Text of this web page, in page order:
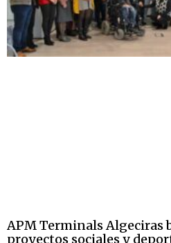
APM Terminals Algeciras
proyectos sociales y